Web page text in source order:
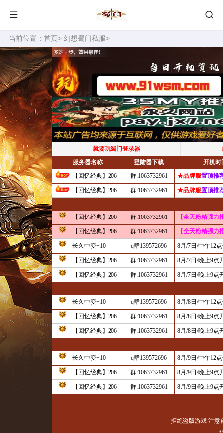
当前位置： 首页> 幻想蜀门私服>